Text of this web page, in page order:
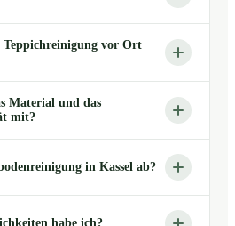
Teppichreinigung vor Ort
Material und das
mit?
in Kassel ab?
habe ich?